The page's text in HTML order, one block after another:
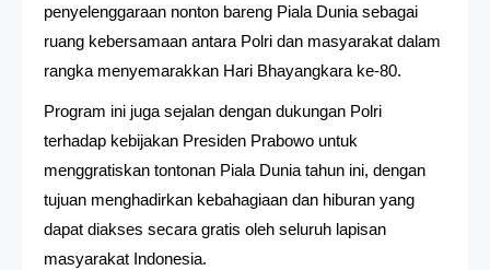
penyelenggaraan nonton bareng Piala Dunia sebagai
ruang kebersamaan antara Polri dan masyarakat dalam
rangka menyemarakkan Hari Bhayangkara ke-80.
Program ini juga sejalan dengan dukungan Polri
terhadap kebijakan Presiden Prabowo untuk
menggratiskan tontonan Piala Dunia tahun ini, dengan
tujuan menghadirkan kebahagiaan dan hiburan yang
dapat diakses secara gratis oleh seluruh lapisan
masyarakat Indonesia.